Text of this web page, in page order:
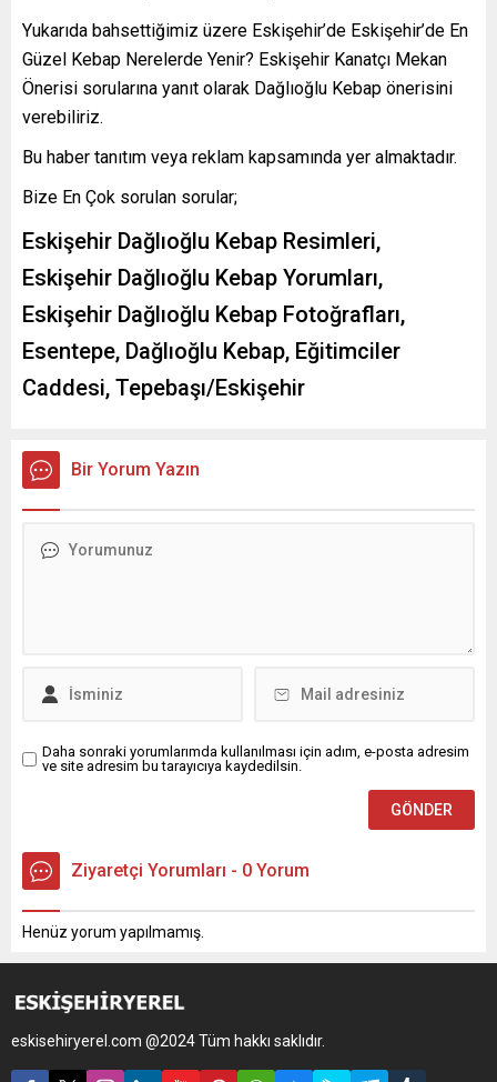
Yukarıda bahsettiğimiz üzere Eskişehir’de Eskişehir’de En
Güzel Kebap Nerelerde Yenir? Eskişehir Kanatçı Mekan
Önerisi sorularına yanıt olarak Dağlıoğlu Kebap önerisini
verebiliriz.
Bu haber tanıtım veya reklam kapsamında yer almaktadır.
Bize En Çok sorulan sorular;
Eskişehir Dağlıoğlu Kebap Resimleri,
Eskişehir Dağlıoğlu Kebap Yorumları,
Eskişehir Dağlıoğlu Kebap Fotoğrafları,
Esentepe, Dağlıoğlu Kebap, Eğitimciler
Caddesi, Tepebaşı/Eskişehir
Bir Yorum Yazın
Daha sonraki yorumlarımda kullanılması için adım, e-posta adresim
ve site adresim bu tarayıcıya kaydedilsin.
Ziyaretçi Yorumları - 0 Yorum
Henüz yorum yapılmamış.
eskisehiryerel.com @2024 Tüm hakkı saklıdır.